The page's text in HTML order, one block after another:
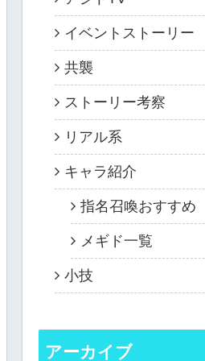
イベントストーリー
共襲
ストーリー考察
リアル系
キャラ紹介
指名召喚おすすめ
メギド一覧
小技
アーカイブ